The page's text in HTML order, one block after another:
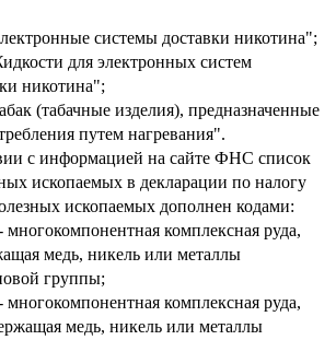
системы доставки никотина";
для электронных систем
никотина";
(табачные изделия), предназначенные
путем нагревания".
с информацией на сайте ФНС список
ископаемых в декларации по налогу
ископаемых дополнен кодами:
многокомпонентная комплексная руда,
медь, никель или металлы
группы;
многокомпонентная комплексная руда,
медь, никель или металлы